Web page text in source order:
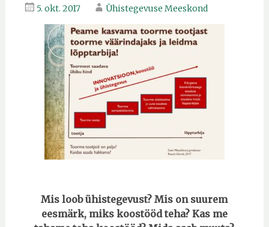
5. okt. 2017 Ühistegevuse Meeskond
Mis loob ühistegevust? Mis on suurem
eesmärk, miks koostööd teha? Kas me